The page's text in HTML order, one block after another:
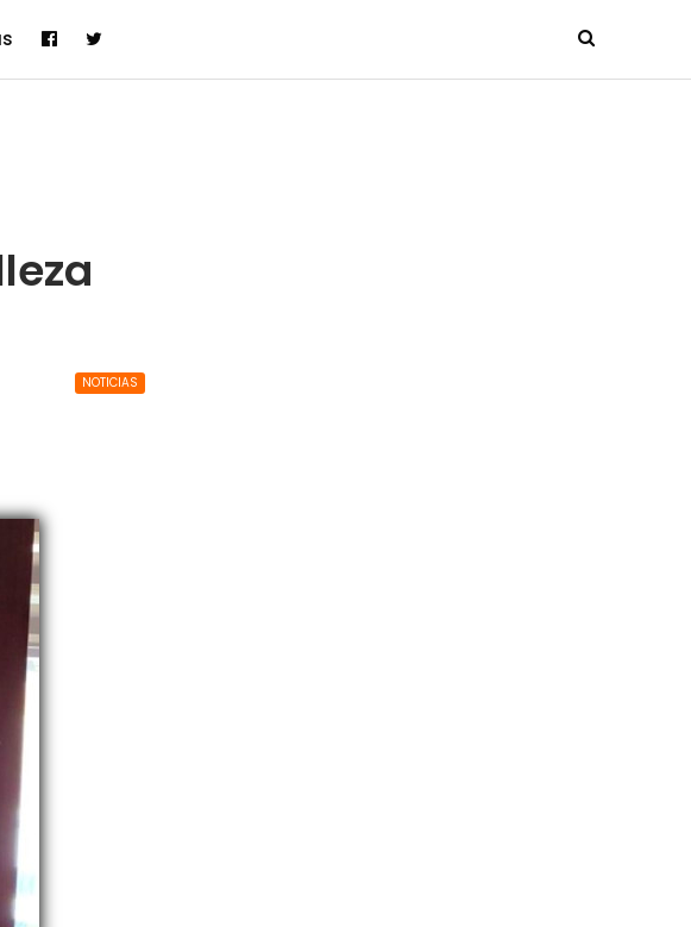
NOTICIAS